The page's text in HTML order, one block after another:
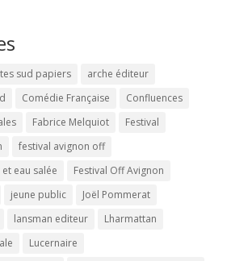
sud papiers
arche éditeur
Comédie Française
Confluences
Fabrice Melquiot
Festival
festival avignon off
eau salée
Festival Off Avignon
jeune public
Joël Pommerat
lansman editeur
Lharmattan
Lucernaire